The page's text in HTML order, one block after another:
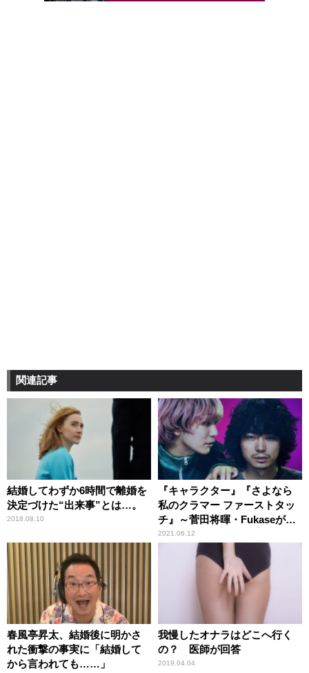
関連記事
結婚してわずか6時間で離婚を
決定づけた“出来事”とは…。
2018.08.10
『キャラクター』『さよなら
私のクラマー ファーストタッ
チ』～菅田将暉・Fukaseがみ
せる化学反応＆あのアニメプ
ロジェクトの劇場版が公開！
2021.06.12
春風亭昇太、結婚後に明かさ
れた衝撃の事実に「結婚して
から言われても……」
我慢したオナラはどこへ行く
の？ 医師が回答
2019.04.04